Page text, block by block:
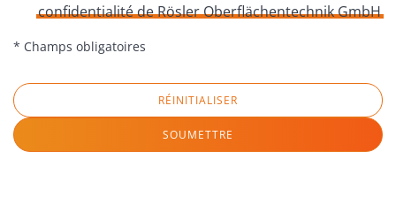
confidentialité de Rösler Oberflächentechnik GmbH
* Champs obligatoires
RÉINITIALISER
SOUMETTRE